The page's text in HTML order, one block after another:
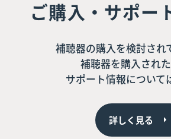
ご購入・サポー
補聴器の購入を検討され
補聴器を購入された
サポート情報について
詳しく見る